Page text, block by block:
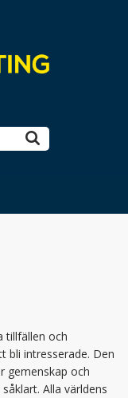
tillfällen och
bli intresserade. Den
gemenskap och
Alla världens